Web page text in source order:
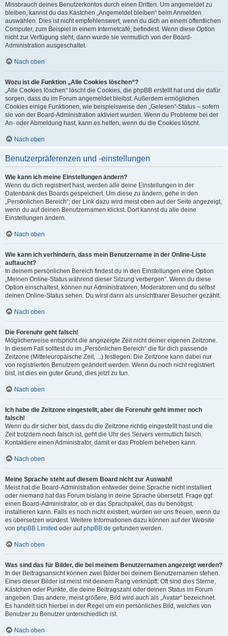
Missbrauch deines Benutzerkontos durch einen Dritten. Um angemeldet zu
bleiben, kannst du das Kästchen „Angemeldet bleiben“ beim Anmelden
auswählen. Dies ist nicht empfehlenswert, wenn du dich an einem öffentlichen
Computer, zum Beispiel in einem Internetcafé, befindest. Wenn diese Option
nicht zur Verfügung steht, dann wurde sie vermutlich von der Board-
Administration ausgeschaltet.
Nach oben
Wozu ist die Funktion „Alle Cookies löschen“?
„Alle Cookies löschen“ löscht die Cookies, die phpBB erstellt hat und die dafür
sorgen, dass du im Forum angemeldet bleibst. Außerdem ermöglichen
Cookies einige Funktionen, wie beispielsweise den „Gelesen“-Status – sofern
sie von der Board-Administration aktiviert wurden. Wenn du Probleme bei der
An- oder Abmeldung hast, kann es helfen, wenn du die Cookies löscht.
Nach oben
Benutzerpräferenzen und -einstellungen
Wie kann ich meine Einstellungen ändern?
Wenn du dich registriert hast, werden alle deine Einstellungen in der
Datenbank des Boards gespeichert. Um diese zu ändern, gehe in den
„Persönlichen Bereich“; der Link dazu wird meist oben auf der Seite angezeigt,
wenn du auf deinen Benutzernamen klickst. Dort kannst du alle deine
Einstellungen ändern.
Nach oben
Wie kann ich verhindern, dass mein Benutzername in der Online-Liste
auftaucht?
In deinem persönlichen Bereich findest du in den Einstellungen eine Option
„Meinen Online-Status während dieser Sitzung verbergen“. Wenn du diese
Option einschaltest, können nur Administratoren, Moderatoren und du selbst
deinen Online-Status sehen. Du wirst dann als unsichtbarer Besucher gezählt.
Nach oben
Die Forenuhr geht falsch!
Möglicherweise entspricht die angezeigte Zeit nicht deiner eigenen Zeitzone.
In diesem Fall solltest du im „Persönlichen Bereich“ die für dich passende
Zeitzone (Mitteleuropäische Zeit, ...) festlegen. Die Zeitzone kann dabei nur
von registrierten Benutzern geändert werden. Wenn du noch nicht registriert
bist, ist dies ein guter Grund, dies jetzt zu tun.
Nach oben
Ich habe die Zeitzone eingestellt, aber die Forenuhr geht immer noch
falsch!
Wenn du dir sicher bist, dass du die Zeitzone richtig eingestellt hast und die
Zeit trotzdem noch falsch ist, geht die Uhr des Servers vermutlich falsch.
Kontaktiere einen Administrator, damit er das Problem beheben kann.
Nach oben
Meine Sprache steht auf diesem Board nicht zur Auswahl!
Meist hat die Board-Administration entweder deine Sprache nicht installiert
oder niemand hat das Forum bislang in deine Sprache übersetzt. Frage ggf.
einen Board-Administrator, ob er das Sprachpaket, das du benötigst,
installieren kann. Falls es noch nicht existiert, würden wir uns freuen, wenn du
es übersetzen würdest. Weitere Informationen dazu können auf der Website
von phpBB Limited oder aufphpBB.de gefunden werden.
Nach oben
Was sind das für Bilder, die bei meinem Benutzernamen angezeigt werden?
In der Beitragsansicht können zwei Bilder bei deinem Benutzernamen stehen.
Eines dieser Bilder ist meist mit deinem Rang verknüpft: Oft sind dies Sterne,
Kästchen oder Punkte, die deine Beitragszahl oder deinen Status im Forum
angeben. Das andere, meist größere, Bild wird auch als „Avatar“ bezeichnet.
Es handelt sich hierbei in der Regel um ein persönliches Bild, welches von
Benutzer zu Benutzer unterschiedlich ist.
Nach oben